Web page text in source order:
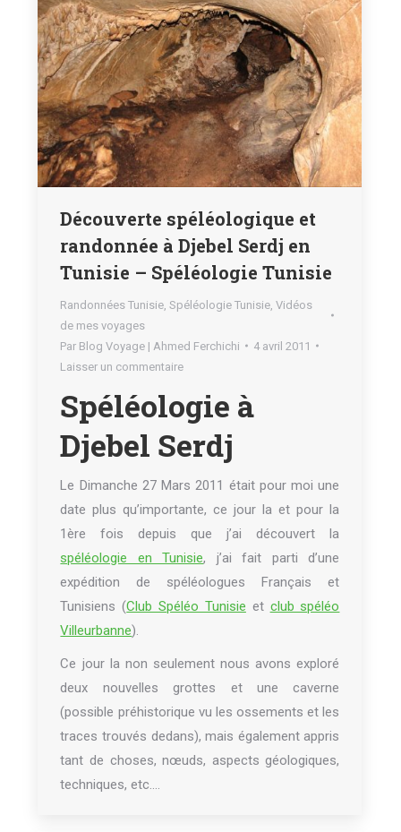
Découverte spéléologique et
randonnée à Djebel Serdj en
Tunisie – Spéléologie Tunisie
Randonnées Tunisie ,Spéléologie Tunisie ,Vidéos
de mes voyages
Par Blog Voyage | Ahmed Ferchichi
4 avril 2011
Laisser un commentaire
Spéléologie à
Djebel Serdj
Le Dimanche 27 Mars 2011 était pour moi une
date plus qu’importante, ce jour la et pour la
1ère fois depuis que j’ai découvert la
spéléologie en Tunisie, j’ai fait parti d’une
expédition de spéléologues Français et
Tunisiens (Club Spéléo Tunisie et club spéléo
Villeurbanne).
Ce jour la non seulement nous avons exploré
deux nouvelles grottes et une caverne
(possible préhistorique vu les ossements et les
traces trouvés dedans), mais également appris
tant de choses, nœuds, aspects géologiques,
techniques, etc….